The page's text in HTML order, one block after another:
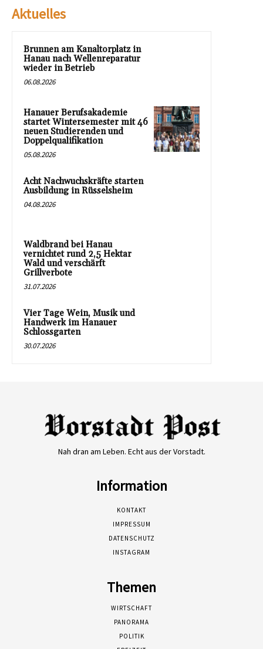
Aktuelles
Brunnen am Kanaltorplatz in
Hanau nach Wellenreparatur
wieder in Betrieb
06.08.2026
Hanauer Berufsakademie
startet Wintersemester mit 46
neuen Studierenden und
Doppelqualifikation
05.08.2026
Acht Nachwuchskräfte starten
Ausbildung in Rüsselsheim
04.08.2026
Waldbrand bei Hanau
vernichtet rund 2,5 Hektar
Wald und verschärft
Grillverbote
31.07.2026
Vier Tage Wein, Musik und
Handwerk im Hanauer
Schlossgarten
30.07.2026
Nah dran am Leben. Echt aus der Vorstadt.
Information
KONTAKT
IMPRESSUM
DATENSCHUTZ
INSTAGRAM
Themen
WIRTSCHAFT
PANORAMA
POLITIK